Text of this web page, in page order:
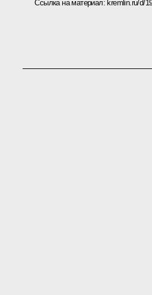
Ссылка на материал: kremlin.ru/d/